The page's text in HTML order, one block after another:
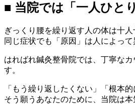
■ 当院では「一人ひと
ぎっくり腰を繰り返す人の体は十人
同じ症状でも「原因」は人によって
はればれ鍼灸整骨院では、丁寧な
す。
「もう繰り返したくない」「根本的
そう願うあなたのために、当院は本